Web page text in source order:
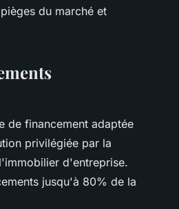
du marché et
de financement adaptée
privilégiée par la
d'entreprise.
jusqu'à 80% de la